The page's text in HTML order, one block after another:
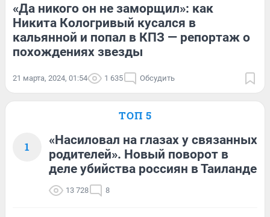
«Да никого он не заморщил»: как
Никита Кологривый кусался в
кальянной и попал в КПЗ — репортаж о
похождениях звезды
21 марта, 2024, 01:54 1 635 Обсудить
ТОП 5
1
«Насиловал на глазах у связанных
родителей». Новый поворот в
деле убийства россиян в Таиланде
13 728 8